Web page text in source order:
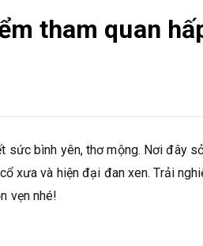
tham quan
sức bình yên, thơ mộng. Nơi đây
xưa và hiện đại đan xen. Trải
vẹn nhé!